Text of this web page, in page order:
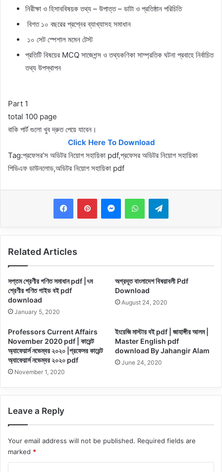
নিরীক্ষা ও হিসাববিষয়ক তথ্য – উপাত্ত – ডাটা ও প্রতিষ্ঠান পরিচিতি
বিগত ১০ বছরের প্রশ্নের ব্যাখ্যাসহ সমাধান
১০ সেট স্পেশাল মমেন টেস্ট
প্রতিটি বিষয়ের MCQ সাজেশন্স ও তথ্যকণিকা সাম্প্রতিক ঘটনা প্রবাহে নিৰ্বাচিত
তথ্য উপস্থাপন
Part 1
total 100 page
বাকি পার্ট গুলো খুব দ্রুত পেয়ে যাবেন।
Click Here To Download
Tag:প্রফেসর’স অডিটর নিয়ােগ সহায়িকা pdf,প্রফেসর অডিটর নিয়ােগ সহায়িকা
পিডিএফ ডাউনলোড,অডিটর নিয়ােগ সহায়িকা pdf
MessengerWhatsAppTelegram
Related Articles
সপ্তম শ্রেণীর গণিত সমাধান pdf |৭ম
শ্রেণীর গণিত গাইড বই pdf
download
January 5, 2020
অগ্রদূত বাংলাদেশ বিষয়াবলী Pdf
Download
August 24, 2020
Professors Current Affairs
November 2020 pdf | কারেন্ট
অ্যাফেয়ার্স নভেম্বর ২০২০ |প্রফেসর কারেন্ট
অ্যাফেয়ার্স নভেম্বর ২০২০ pdf
November 1, 2020
ইংরেজি মাস্টার বই pdf | জাহাঙ্গীর আলম |
Master English pdf
download By Jahangir Alam
June 24, 2020
Leave a Reply
Your email address will not be published. Required fields are
marked *